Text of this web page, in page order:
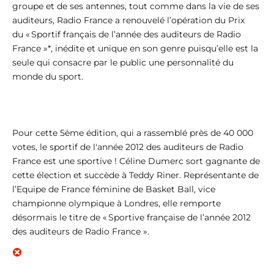
groupe et de ses antennes, tout comme dans la vie de ses
auditeurs, Radio France a renouvelé l’opération du Prix
du « Sportif français de l’année des auditeurs de Radio
France »*, inédite et unique en son genre puisqu’elle est la
seule qui consacre par le public une personnalité du
monde du sport.
Pour cette 5ème édition, qui a rassemblé près de 40 000
votes, le sportif de l'année 2012 des auditeurs de Radio
France est une sportive ! Céline Dumerc sort gagnante de
cette élection et succède à Teddy Riner. Représentante de
l’Equipe de France féminine de Basket Ball, vice
championne olympique à Londres, elle remporte
désormais le titre de « Sportive française de l’année 2012
des auditeurs de Radio France ».